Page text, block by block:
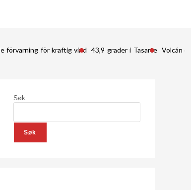
förvarning för kraftig vind 43,9 grader i Tasarte Volcán
Søk
Søk